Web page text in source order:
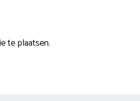
te plaatsen.